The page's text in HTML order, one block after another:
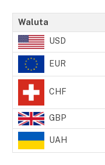
Waluta
USD
EUR
CHF
GBP
UAH